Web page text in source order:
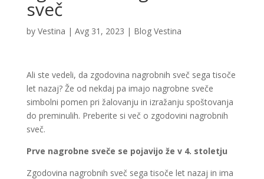
sveč
by Vestina | Avg 31, 2023 | Blog Vestina
Ali ste vedeli, da zgodovina nagrobnih sveč sega tisoče
let nazaj? Že od nekdaj pa imajo nagrobne sveče
simbolni pomen pri žalovanju in izražanju spoštovanja
do preminulih. Preberite si več o zgodovini nagrobnih
sveč.
Prve nagrobne sveče se pojavijo že v 4. stoletju
Zgodovina nagrobnih sveč sega tisoče let nazaj in ima